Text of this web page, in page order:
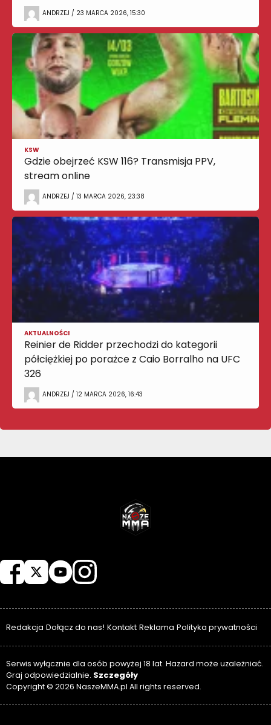
ANDRZEJ / 23 MARCA 2026, 15:30
KSW
Gdzie obejrzeć KSW 116? Transmisja PPV,
stream online
ANDRZEJ / 13 MARCA 2026, 23:38
AKTUALNOŚCI
Reinier de Ridder przechodzi do kategorii
półciężkiej po porażce z Caio Borralho na UFC
326
ANDRZEJ / 12 MARCA 2026, 16:43
Redakcja Dołącz do nas! Kontakt Reklama Polityka prywatności
Serwis wyłącznie dla osób powyżej 18 lat. Hazard może uzależniać.
Graj odpowiedzialnie. Szczegóły
Copyright © 2026 NaszeMMA.pl All rights reserved.